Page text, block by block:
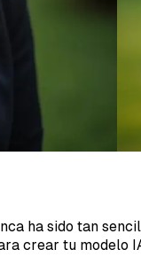
ha sido tan
crear tu modelo